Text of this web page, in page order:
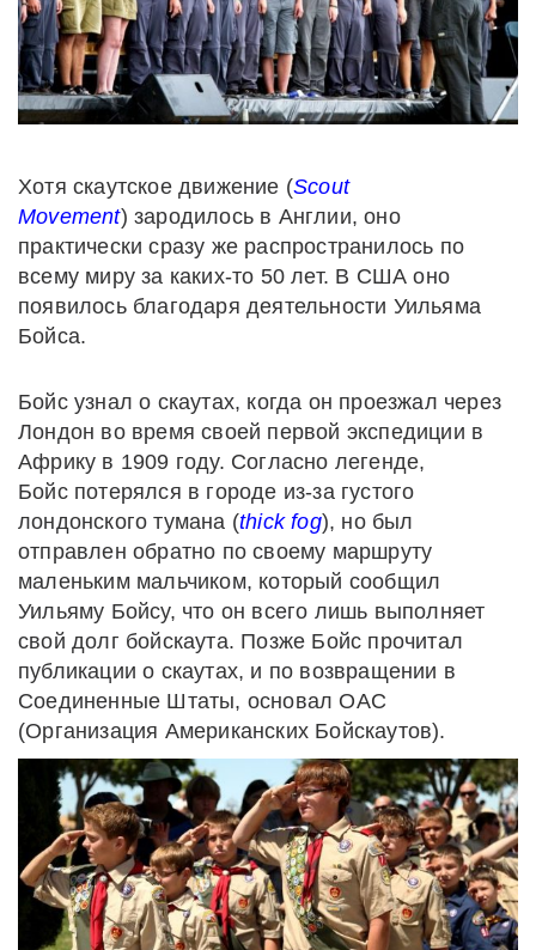
Хотя скаутское движение (Scout
Movement) зародилось в Англии, оно
практически сразу же распространилось по
всему миру за каких-то 50 лет. В США оно
появилось благодаря деятельности Уильяма
Бойса.
Бойс узнал о скаутах, когда он проезжал через
Лондон во время своей первой экспедиции в
Африку в 1909 году. Согласно легенде,
Бойс потерялся в городе из-за густого
лондонского тумана (thick fog), но был
отправлен обратно по своему маршруту
маленьким мальчиком, который сообщил
Уильяму Бойсу, что он всего лишь выполняет
свой долг бойскаута. Позже Бойс прочитал
публикации о скаутах, и по возвращении в
Соединенные Штаты, основал ОАС
(Организация Американских Бойскаутов).